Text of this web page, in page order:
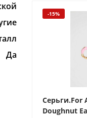
Да
-15%
Серьги.For
Doughnut